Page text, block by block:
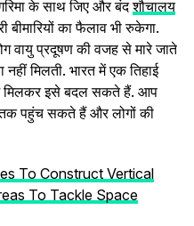
के साथ जिए और बंदशौचालय
बीमारियों का फैलाव भी रुकेगा.
वायु प्रदूषण की वजह से मारे जाते
मिलती. भारत में एक तिहाई
मिलकर इसे बदल सकते हैं. आप
तक पहुंच सकते हैं और लोगों की
To Construct Vertical
To Tackle Space